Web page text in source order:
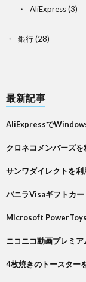
AliExpress(3)
銀行(28)
最新記事
AliExpressで
クロネコメンバーズを
サンワダイレクトを利
バニラVisaギフトカ
Microsoft
ニコニコ動画プレミ
4枚焼きのトースター